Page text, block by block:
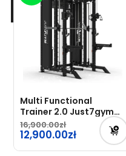
Multi Functional
Trainer 2.0 Just7gym
Professional
16,900.00
Pierwotna
cena
12,900.00
Aktualna